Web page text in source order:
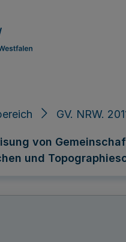
GV. NRW.
von
und